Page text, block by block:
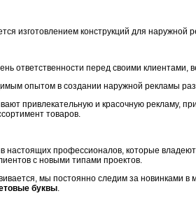
изготовлением конструкций для наружной
ответственности перед своими
опытом в создании наружной рекламы
привлекательную и красочную рекламу,
товаров.
настоящих профессионалов, которые
с новыми типами проектов.
мы постоянно следим за новинками
буквы.